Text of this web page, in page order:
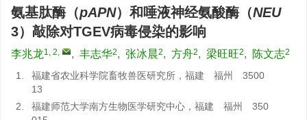
氨基肽酶（pAPN）和唾液神经氨酸酶（NEU
3）敲除对TGEV病毒侵染的影响
李兆龙1, 2, , 丰志华2, 张冰晨2, 方舟2, 梁旺旺2, 陈文志2
1.
福建省农业科学院畜牧兽医研究所，福建 福州 3500
13
2.
福建师范大学南方生物医学研究中心，福建 福州 350